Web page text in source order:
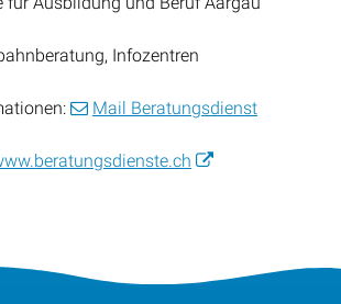
Infozentren
Mail Beratungsdienst